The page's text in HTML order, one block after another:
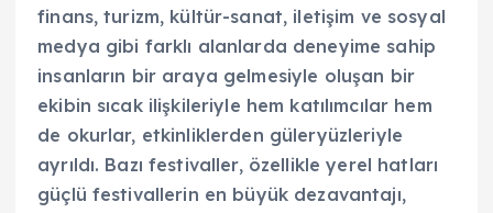
finans, turizm, kültür-sanat, iletişim ve sosyal
medya gibi farklı alanlarda deneyime sahip
insanların bir araya gelmesiyle oluşan bir
ekibin sıcak ilişkileriyle hem katılımcılar hem
de okurlar, etkinliklerden güleryüzleriyle
ayrıldı. Bazı festivaller, özellikle yerel hatları
güçlü festivallerin en büyük dezavantajı,